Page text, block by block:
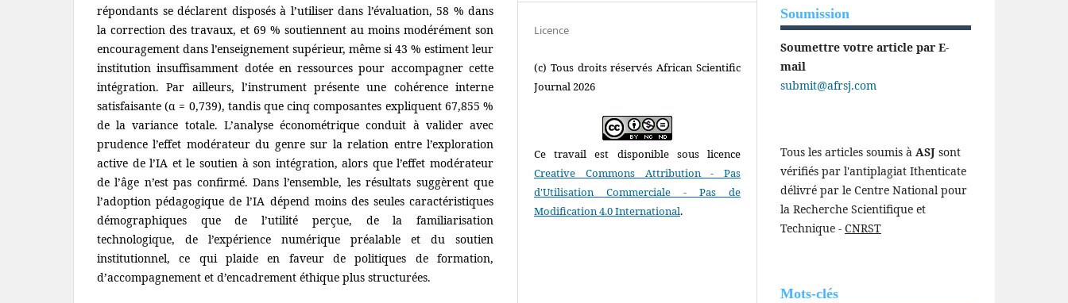
répondants se déclarent disposés à l’utiliser dans l’évaluation, 58 % dans
la correction des travaux, et 69 % soutiennent au moins modérément son
encouragement dans l’enseignement supérieur, même si 43 % estiment leur
institution insuffisamment dotée en ressources pour accompagner cette
intégration. Par ailleurs, l’instrument présente une cohérence interne
satisfaisante (α = 0,739), tandis que cinq composantes expliquent 67,855 %
de la variance totale. L’analyse économétrique conduit à valider avec
prudence l’effet modérateur du genre sur la relation entre l’exploration
active de l’IA et le soutien à son intégration, alors que l’effet modérateur
de l’âge n’est pas confirmé. Dans l’ensemble, les résultats suggèrent que
l’adoption pédagogique de l’IA dépend moins des seules caractéristiques
démographiques que de l’utilité perçue, de la familiarisation
technologique, de l’expérience numérique préalable et du soutien
institutionnel, ce qui plaide en faveur de politiques de formation,
d’accompagnement et d’encadrement éthique plus structurées.
Licence
(c) Tous droits réservés African Scientific
Journal 2026
Ce travail est disponible sous licence
Creative Commons Attribution - Pas
d'Utilisation Commerciale - Pas de
Modification 4.0 International.
Soumission
Soumettre votre article par E-
mail
submit@afrsj.com
Tous les articles soumis à ASJ sont
vérifiés par l'antiplagiat Ithenticate
délivré par le Centre National pour
la Recherche Scientifique et
Technique - CNRST
Mots-clés